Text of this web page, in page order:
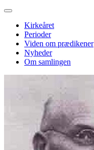
Kirkeåret
Perioder
Viden om prædikener
Nyheder
Om samlingen